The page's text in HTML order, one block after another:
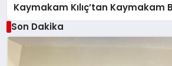
Kaymakam Kılıç’tan Kaymakam
Son Dakika